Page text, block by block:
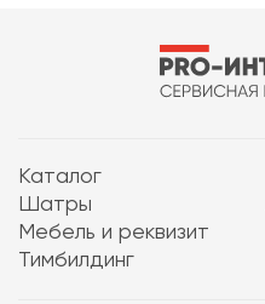
Каталог
Шатры
Мебель и реквизит
Тимбилдинг